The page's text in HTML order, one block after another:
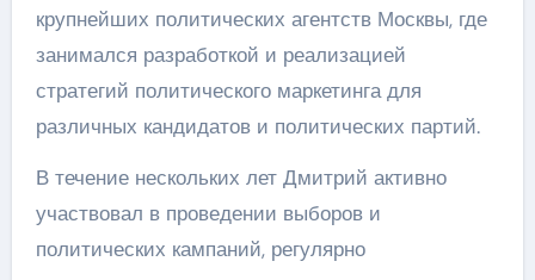
крупнейших политических агентств Москвы, где
занимался разработкой и реализацией
стратегий политического маркетинга для
различных кандидатов и политических партий.
В течение нескольких лет Дмитрий активно
участвовал в проведении выборов и
политических кампаний, регулярно